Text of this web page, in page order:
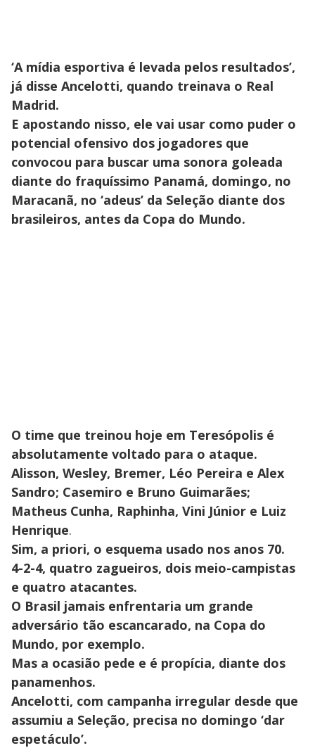
‘A mídia esportiva é levada pelos resultados’,
já disse Ancelotti, quando treinava o Real
Madrid.
E apostando nisso, ele vai usar como puder o
potencial ofensivo dos jogadores que
convocou para buscar uma sonora goleada
diante do fraquíssimo Panamá, domingo, no
Maracanã, no ‘adeus’ da Seleção diante dos
brasileiros, antes da Copa do Mundo.
O time que treinou hoje em Teresópolis é
absolutamente voltado para o ataque.
Alisson, Wesley, Bremer, Léo Pereira e Alex
Sandro; Casemiro e Bruno Guimarães;
Matheus Cunha, Raphinha, Vini Júnior e Luiz
Henrique.
Sim, a priori, o esquema usado nos anos 70.
4-2-4, quatro zagueiros, dois meio-campistas
e quatro atacantes.
O Brasil jamais enfrentaria um grande
adversário tão escancarado, na Copa do
Mundo, por exemplo.
Mas a ocasião pede e é propícia, diante dos
panamenhos.
Ancelotti, com campanha irregular desde que
assumiu a Seleção, precisa no domingo ‘dar
espetáculo’.